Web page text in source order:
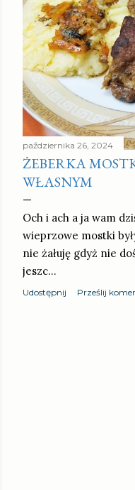
października 26, 2024
ŻEBERKA
WŁASNYM
Och i ach a ja wam
wieprzowe mostki
nie żałuję gdyż nie
jeszc…
Udostępnij Prześlij